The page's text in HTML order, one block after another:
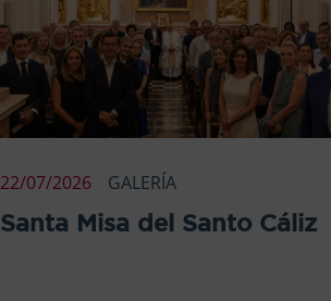
22/07/2026 GALERÍA
Santa Misa del Santo Cáliz